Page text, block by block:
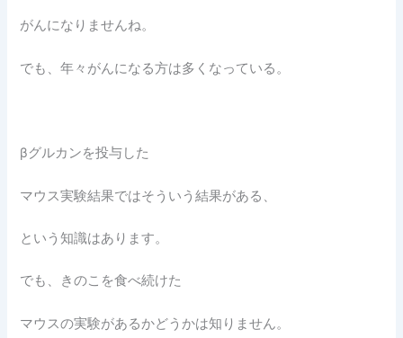
がんになりませんね。
でも、年々がんになる方は多くなっている。
βグルカンを投与した
マウス実験結果ではそういう結果がある、
という知識はあります。
でも、きのこを食べ続けた
マウスの実験があるかどうかは知りません。